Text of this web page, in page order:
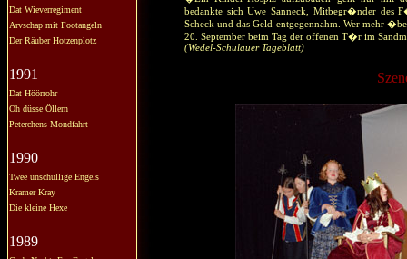
Dat Wieverregiment
Arvschap mit Footangeln
Der Räuber Hotzenplotz
1991
Dat Höörrohr
Oh düsse Öllern
Peterchens Mondfahrt
1990
Twee unschüllige Engels
Kramer Kray
Die kleine Hexe
1989
bedankte sich Uwe Sanneck, Mitbegr�nder des
Scheck und das Geld entgegennahm. Wer mehr
20. September beim Tag der offenen T�r im
(Wedel-Schulauer Tageblatt)